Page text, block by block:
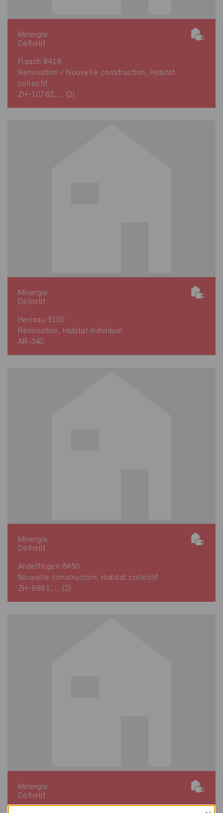
Minergie
Définitif
Flaach 8416
Rénovation / Nouvelle construction, Habitat
collectif
ZH-10762, ... (2)
Minergie
Définitif
Herisau 9100
Rénovation, Habitat individuel
AR-340
Minergie
Définitif
Andelfingen 8450
Nouvelle construction, Habitat collectif
ZH-9861, ... (2)
Minergie
Définitif